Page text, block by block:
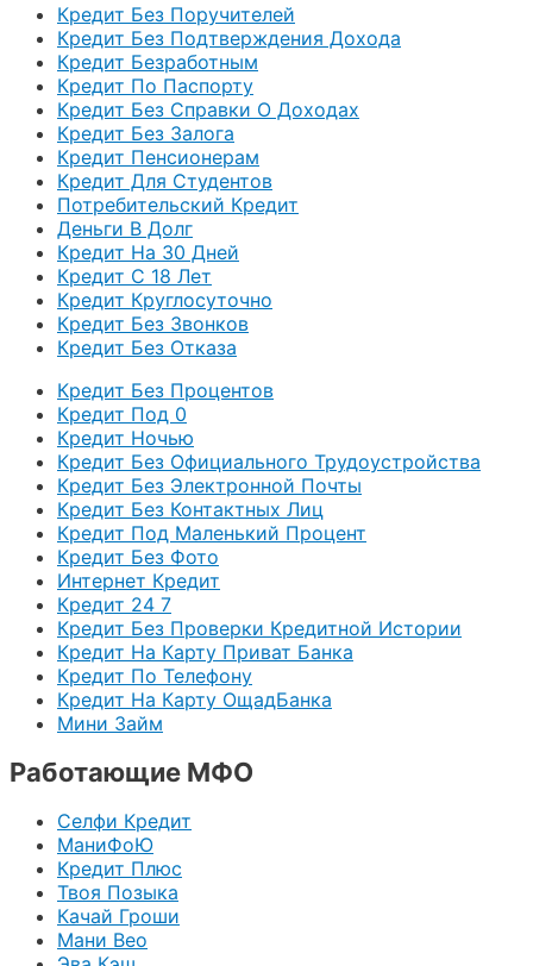
Кредит Без Поручителей
Кредит Без Подтверждения Дохода
Кредит Безработным
Кредит По Паспорту
Кредит Без Справки О Доходах
Кредит Без Залога
Кредит Пенсионерам
Кредит Для Студентов
Потребительский Кредит
Деньги В Долг
Кредит На 30 Дней
Кредит С 18 Лет
Кредит Круглосуточно
Кредит Без Звонков
Кредит Без Отказа
Кредит Без Процентов
Кредит Под 0
Кредит Ночью
Кредит Без Официального Трудоустройства
Кредит Без Электронной Почты
Кредит Без Контактных Лиц
Кредит Под Маленький Процент
Кредит Без Фото
Интернет Кредит
Кредит 24 7
Кредит Без Проверки Кредитной Истории
Кредит На Карту Приват Банка
Кредит По Телефону
Кредит На Карту ОщадБанка
Мини Займ
Работающие МФО
Селфи Кредит
МаниФоЮ
Кредит Плюс
Твоя Позыка
Качай Гроши
Мани Вео